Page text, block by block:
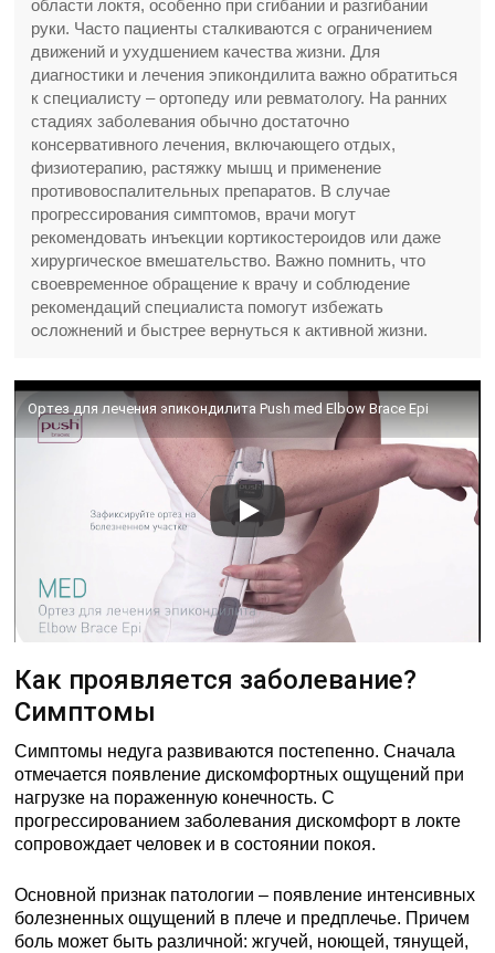
области локтя, особенно при сгибании и разгибании
руки. Часто пациенты сталкиваются с ограничением
движений и ухудшением качества жизни. Для
диагностики и лечения эпикондилита важно обратиться
к специалисту – ортопеду или ревматологу. На ранних
стадиях заболевания обычно достаточно
консервативного лечения, включающего отдых,
физиотерапию, растяжку мышц и применение
противовоспалительных препаратов. В случае
прогрессирования симптомов, врачи могут
рекомендовать инъекции кортикостероидов или даже
хирургическое вмешательство. Важно помнить, что
своевременное обращение к врачу и соблюдение
рекомендаций специалиста помогут избежать
осложнений и быстрее вернуться к активной жизни.
Ортез для лечения эпикондилита Push med Elbow Brace Epi
Как проявляется заболевание?
Симптомы
Симптомы недуга развиваются постепенно. Сначала
отмечается появление дискомфортных ощущений при
нагрузке на пораженную конечность. С
прогрессированием заболевания дискомфорт в локте
сопровождает человек и в состоянии покоя.
Основной признак патологии – появление интенсивных
болезненных ощущений в плече и предплечье. Причем
боль может быть различной: жгучей, ноющей, тянущей,